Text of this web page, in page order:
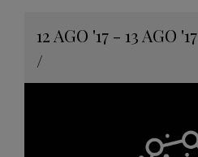
12 AGO '17 - 13 AGO '17
/